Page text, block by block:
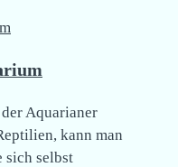
Aquarianer
kann man
sich selbst